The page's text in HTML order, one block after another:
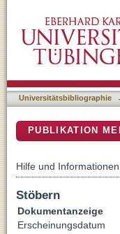
Universitätsbibliographie
PUBLIKATION
Hilfe und Informationen
Stöbern
Dokumentanzeige
Erscheinungsdatum